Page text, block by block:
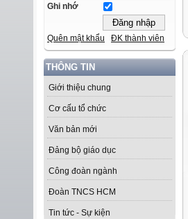
Ghi nhớ
Quên mật khẩu ĐK thành viên
THÔNG TIN
Giới thiệu chung
Cơ cấu tổ chức
Văn bản mới
Đảng bộ giáo dục
Công đoàn ngành
Đoàn TNCS HCM
Tin tức - Sự kiện